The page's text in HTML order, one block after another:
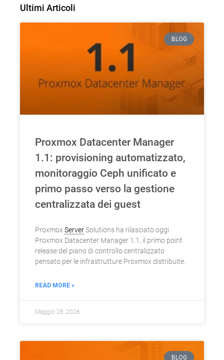
Ultimi Articoli
BLOG
Proxmox Datacenter Manager
1.1: provisioning automatizzato,
monitoraggio Ceph unificato e
primo passo verso la gestione
centralizzata dei guest
Proxmox ServerSolutions ha rilasciato oggi
Proxmox Datacenter Manager 1.1, il primo point
release del piano di controllo centralizzato
pensato per le infrastrutture Proxmox distribuite.
READ MORE »
Maggio 28, 2026
BLOG